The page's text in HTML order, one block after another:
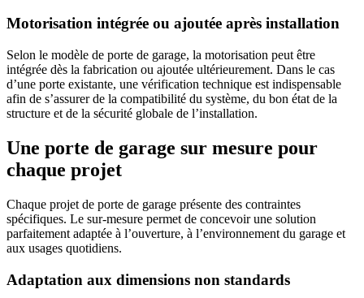
Motorisation intégrée ou ajoutée après installation
Selon le modèle de porte de garage, la motorisation peut être
intégrée dès la fabrication ou ajoutée ultérieurement. Dans le cas
d’une porte existante, une vérification technique est indispensable
afin de s’assurer de la compatibilité du système, du bon état de la
structure et de la sécurité globale de l’installation.
Une porte de garage sur mesure pour
chaque projet
Chaque projet de porte de garage présente des contraintes
spécifiques. Le sur-mesure permet de concevoir une solution
parfaitement adaptée à l’ouverture, à l’environnement du garage et
aux usages quotidiens.
Adaptation aux dimensions non standards